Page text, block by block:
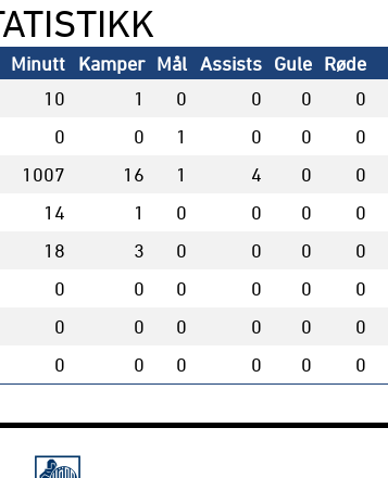
Minutt Kamper Mål Assists Gule Røde
10 1 0 0 0 0
0 0 1 0 0 0
1007 16 1 4 0 0
14 1 0 0 0 0
18 3 0 0 0 0
0 0 0 0 0 0
0 0 0 0 0 0
0 0 0 0 0 0